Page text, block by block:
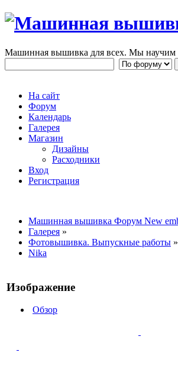
Машинная вышивка для всех. Мы научим
На сайт
Форум
Календарь
Галерея
Магазин
Дизайны
Расходники
Вход
Регистрация
Машинная вышивка Форум New
Галерея »
Фотовышивка. Выпускные работы »
Nika
Изображение
Обзор